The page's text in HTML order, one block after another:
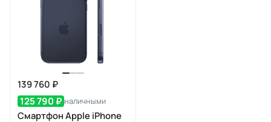
139 760 ₽
125 790 ₽ наличными
Смартфон Apple iPhone